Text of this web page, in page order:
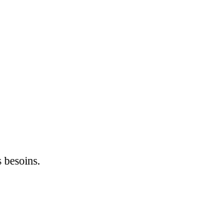
besoins.